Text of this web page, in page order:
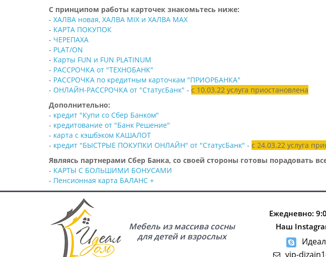
С принципом работы карточек знакомьтесь ниже:
- ХАЛВА новая, ХАЛВА MIX и ХАЛВА MAX
- КАРТА ПОКУПОК
- ЧЕРЕПАХА
- PLAT/ON
- Карты FUN и FUN PLATINUM
- РАССРОЧКА от "ТЕХНОБАНК"
- РАССРОЧКА по кредитным карточкам "ПРИОРБАНКА"
- ОНЛАЙН-РАССРОЧКА от "СтатусБанк" - с 10.03.22 услуга приостановлена
Дополнительно:
- кредит "Купи со Сбер Банком"
- кредитование от "Банк Решение"
- карта с кэшбэком КАШАЛОТ
- кредит "БЫСТРЫЕ ПОКУПКИ ОНЛАЙН" от "СтатусБанк" - с 24.03.22 услуга
Являясь партнерами Сбер Банка, со своей стороны готовы порадовать
- КАРТЫ С БОЛЬШИМИ БОНУСАМИ
- Пенсионная карта БАЛАНС +
Мебель из массива сосны
для детей и взрослых
Ежедневно:
Наш
vip-